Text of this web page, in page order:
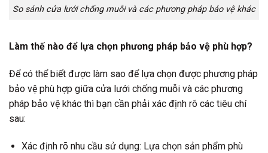
So sánh cửa lưới chống muỗi và các phương pháp bảo vệ khác
Làm thế nào để lựa chọn phương pháp bảo vệ phù hợp?
Để có thể biết được làm sao để lựa chọn được phương pháp
bảo vệ phù hợp giữa cửa lưới chống muỗi và các phương
pháp bảo vệ khác thì bạn cần phải xác định rõ các tiêu chí
sau:
Xác định rõ nhu cầu sử dụng: Lựa chọn sản phẩm phù